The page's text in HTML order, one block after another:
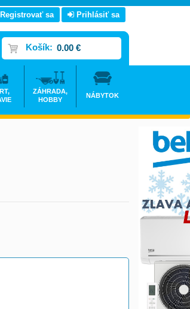
Registrovať sa Prihlásiť sa
Košík: 0.00 €
ZÁHRADA,
HOBBY
NÁBYTOK